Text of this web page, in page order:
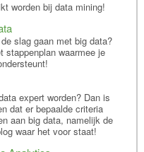
worden bij data mining!
slag gaan met big data?
stappenplan waarmee je
expert worden? Dan is
dat er bepaalde criteria
aan big data, namelijk de
waar het voor staat!